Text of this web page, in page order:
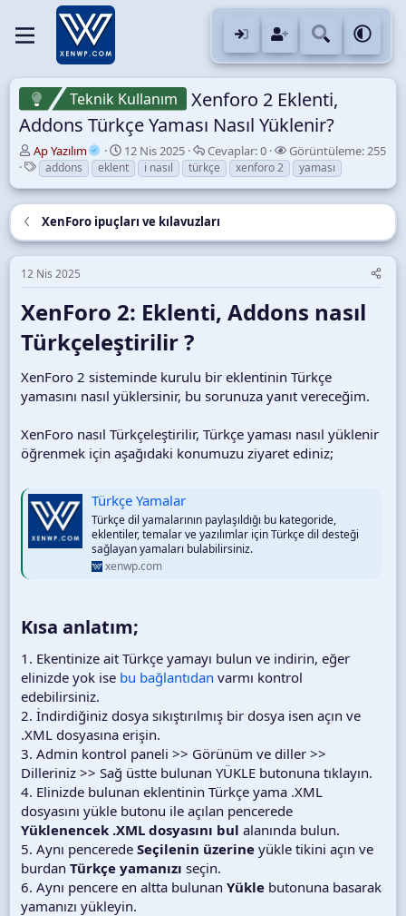
Teknik Kullanım
Xenforo 2 Eklenti,
Addons Türkçe Yaması Nasıl Yüklenir?
K
o
B
ş
a
a
Ap Yazılım
B
a
ş
n
g
a
i
i
12 Nis 2025 Cevaplar:C
e
v
a
0 Görüntüleme: G
ü
e
255
E
t
k
e
t
e
addons eklent i nasıl türkçe xenforo 2 yaması
XenForo ipuçları ve kılavuzları
12 Nis 2025
XenForo 2: Eklenti, Addons nasıl
Türkçeleştirilir ?​
XenForo 2 sisteminde kurulu bir eklentinin Türkçe
yamasını nasıl yüklersinir, bu sorunuza yanıt vereceğim.
XenForo nasıl Türkçeleştirilir, Türkçe yaması nasıl yüklenir
öğrenmek için aşağıdaki konumuzu ziyaret ediniz;
Türkçe Yamalar
Türkçe dil yamalarının paylaşıldığı bu kategoride,
eklentiler, temalar ve yazılımlar için Türkçe dil desteği
sağlayan yamaları bulabilirsiniz.
xenwp.com
Kısa anlatım;
1. Ekentinize ait Türkçe yamayı bulun ve indirin, eğer
elinizde yok ise bu bağlantıdan varmı kontrol
edebilirsiniz.
2. İndirdiğiniz dosya sıkıştırılmış bir dosya isen açın ve
.XML dosyasına erişin.
3. Admin kontrol paneli >> Görünüm ve diller >>
Dilleriniz >> Sağ üstte bulunan YÜKLE butonuna tıklayın.
4. Elinizde bulunan eklentinin Türkçe yama .XML
dosyasını yükle butonu ile açılan pencerede
Yüklenencek .XML dosyasını bul alanında bulun.
5. Aynı pencerede Seçilenin üzerine yükle tikini açın ve
burdan Türkçe yamanızı seçin.
6. Aynı pencere en altta bulunan Yükle butonuna basarak
yamanızı yükleyin.